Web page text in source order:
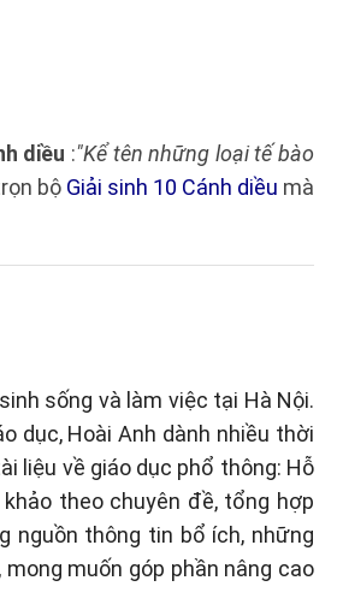
diều :"Kể tên những loại tế bào
bộ Giải sinh 10 Cánh diều mà
sống và làm việc tại Hà Nội.
dục, Hoài Anh dành nhiều thời
liệu về giáo dục phổ thông: Hỗ
theo chuyên đề, tổng hợp
nguồn thông tin bổ ích, những
muốn góp phần nâng cao